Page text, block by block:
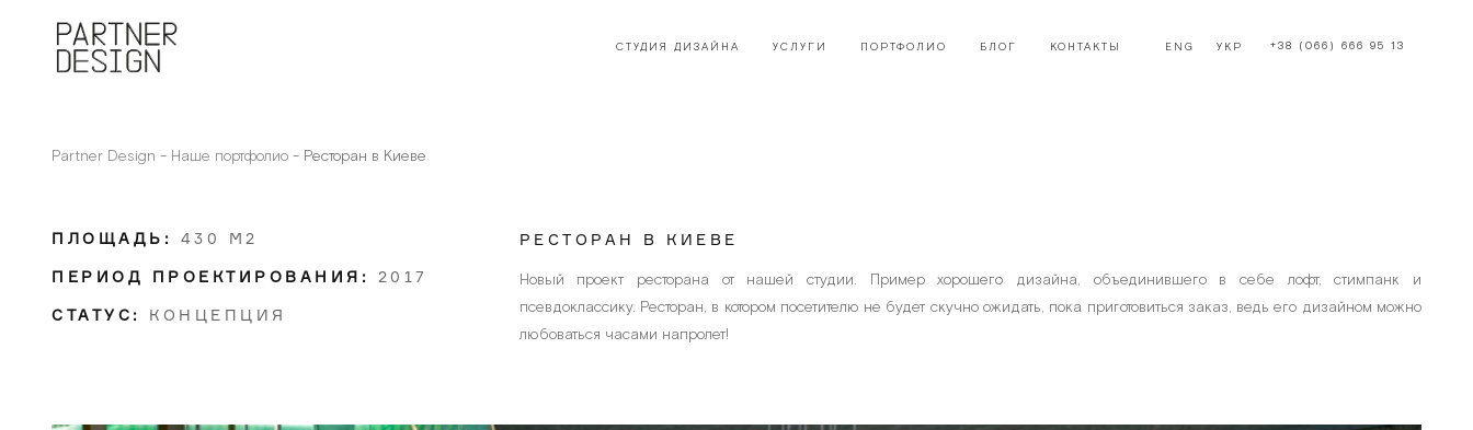
+38 (066) 666 95 13
ENG УКР
СТУДИЯ ДИЗАЙНА УСЛУГИ ПОРТФОЛИО БЛОГ КОНТАКТЫ
Partner Design - Наше портфолио - Ресторан в Киеве
ПЛОЩАДЬ: 430 М2
ПЕРИОД ПРОЕКТИРОВАНИЯ: 2017
СТАТУС: КОНЦЕПЦИЯ
РЕСТОРАН В КИЕВЕ
Новый проект ресторана от нашей студии. Пример хорошего дизайна, объединившего в себе лофт, стимпанк и
псевдоклассику. Ресторан, в котором посетителю не будет скучно ожидать, пока приготовиться заказ, ведь его дизайном можно
любоваться часами напролет!